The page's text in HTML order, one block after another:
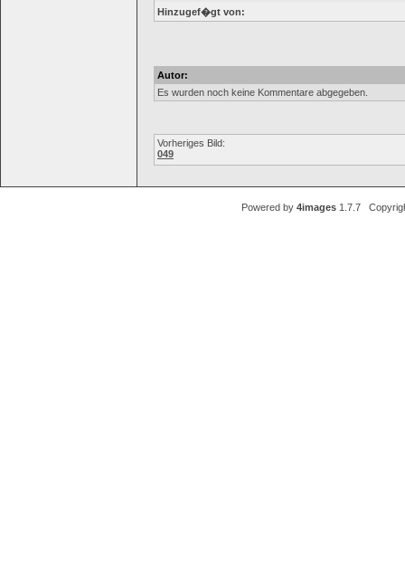
Hinzugef�gt von:
Autor:
Es wurden noch keine Kommentare abgegeben.
Vorheriges Bild:
049
Powered by 4images1.7.7